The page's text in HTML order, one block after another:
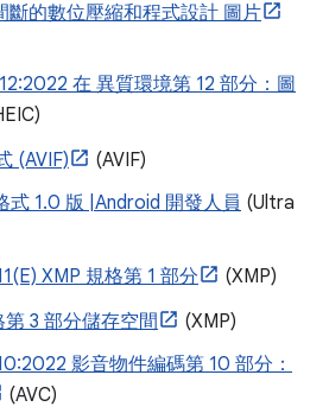
斷的數位壓縮和程式設計 圖片
在 異質環境第 12 部分：圖
(AVIF)
(AVIF)
式 1.0 版 |Android 開發人員 (Ultra
XMP 規格第 1 部分
(XMP)
3 部分儲存空間
(XMP)
影音物件編碼第 10 部分：
(AVC)